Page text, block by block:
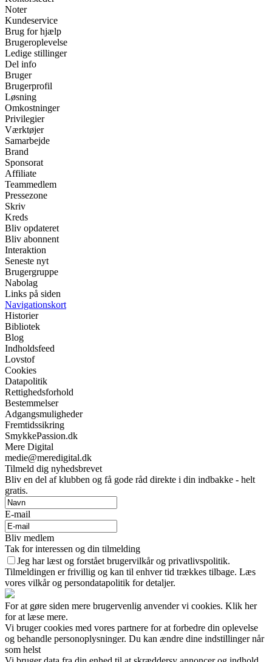
Noter
Kundeservice
Brug for hjælp
Brugeroplevelse
Ledige stillinger
Del info
Bruger
Brugerprofil
Løsning
Omkostninger
Privilegier
Værktøjer
Samarbejde
Brand
Sponsorat
Affiliate
Teammedlem
Pressezone
Skriv
Kreds
Bliv opdateret
Bliv abonnent
Interaktion
Seneste nyt
Brugergruppe
Nabolag
Links på siden
Navigationskort
Historier
Bibliotek
Blog
Indholdsfeed
Lovstof
Cookies
Datapolitik
Rettighedsforhold
Bestemmelser
Adgangsmuligheder
Fremtidssikring
SmykkePassion.dk
Mere Digital
medie@meredigital.dk
Tilmeld dig nyhedsbrevet
Bliv en del af klubben og få gode råd direkte i din indbakke - helt
gratis.
E-mail
Bliv medlem
Tak for interessen og din tilmelding
Jeg har læst og forstået brugervilkår og privatlivspolitik.
Tilmeldingen er frivillig og kan til enhver tid trækkes tilbage. Læs
vores vilkår og persondatapolitik for detaljer.
For at gøre siden mere brugervenlig anvender vi cookies. Klik her
for at læse mere.
Vi bruger cookies med vores partnere for at forbedre din oplevelse
og behandle personoplysninger. Du kan ændre dine indstillinger når
som helst